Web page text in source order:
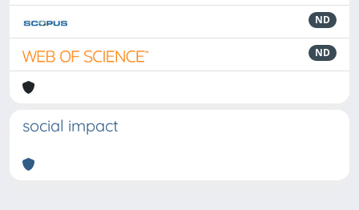
ND
ND
social impact